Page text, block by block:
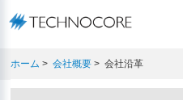
ホーム >会社概要 > 会社沿革